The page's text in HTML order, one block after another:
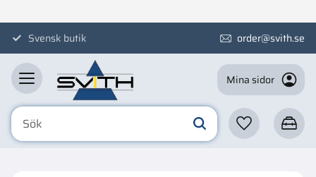
MenySvensk butik order@svith.se
Mina sidor
Favoriter